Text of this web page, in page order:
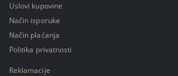
Uslovi kupovine
Način isporuke
Način plaćanja
Politika privatnosti
Reklamacije